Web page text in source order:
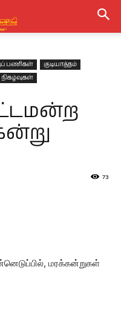
பணிகள்
குடியாத்தம்
73
மரக்கன்றுகள்